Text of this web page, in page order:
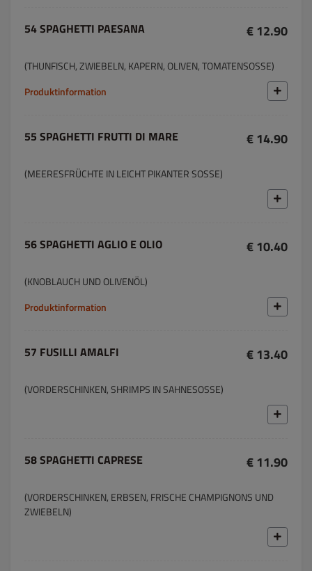
54 SPAGHETTI PAESANA € 12.90
(THUNFISCH, ZWIEBELN, KAPERN, OLIVEN, TOMATENSOSSE)
Produktinformation
55 SPAGHETTI FRUTTI DI MARE € 14.90
(MEERESFRÜCHTE IN LEICHT PIKANTER SOSSE)
56 SPAGHETTI AGLIO E OLIO € 10.40
(KNOBLAUCH UND OLIVENÖL)
Produktinformation
57 FUSILLI AMALFI € 13.40
(VORDERSCHINKEN, SHRIMPS IN SAHNESOSSE)
58 SPAGHETTI CAPRESE € 11.90
(VORDERSCHINKEN, ERBSEN, FRISCHE CHAMPIGNONS UND
ZWIEBELN)